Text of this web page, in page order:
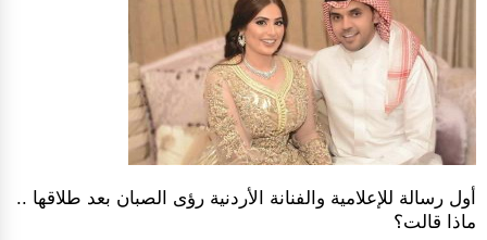
أول رسالة للإعلامية والفنانة الأردنية رؤى الصبان بعد طلاقها ..
ماذا قالت؟